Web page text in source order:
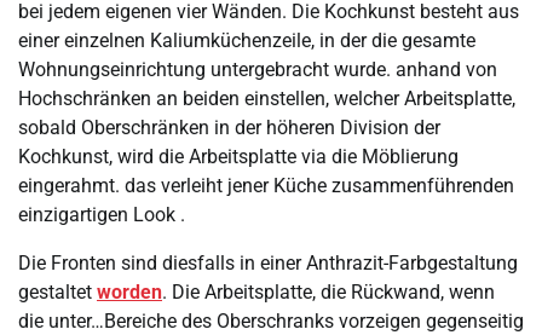
bei jedem eigenen vier Wänden. Die Kochkunst besteht aus
einer einzelnen Kaliumküchenzeile, in der die gesamte
Wohnungseinrichtung untergebracht wurde. anhand von
Hochschränken an beiden einstellen, welcher Arbeitsplatte,
sobald Oberschränken in der höheren Division der
Kochkunst, wird die Arbeitsplatte via die Möblierung
eingerahmt. das verleiht jener Küche zusammenführenden
einzigartigen Look .
Die Fronten sind diesfalls in einer Anthrazit-Farbgestaltung
gestaltet worden. Die Arbeitsplatte, die Rückwand, wenn
die unter…Bereiche des Oberschranks vorzeigen gegenseitig